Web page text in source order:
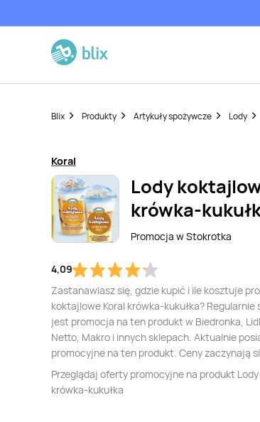
Blix Produkty Artykuły spożywcze Lody
Koral
Lody
krówka-
Promocja wStokrotka
4,09
Zastanawiasz się, gdzie kupić i ile kosztuje
koktajlowe Koral krówka-kukułka? Regularnie
jest promocja na ten produkt w Biedronka,
Netto, Makro i innych sklepach. Aktualnie
promocyjne na ten produkt. Ceny zaczynają
Przeglądaj oferty promocyjne na produkt
krówka-kukułka